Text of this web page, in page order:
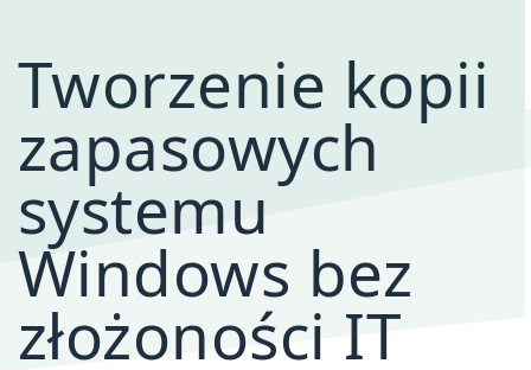
Tworzenie kopii
zapasowych
systemu
Windows bez
złożoności IT